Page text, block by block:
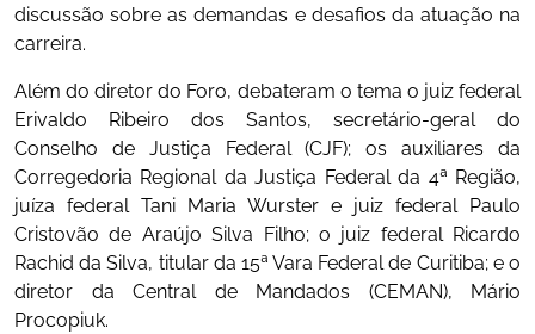
discussão sobre as demandas e desafios da atuação na
carreira.
Além do diretor do Foro, debateram o tema o juiz federal
Erivaldo Ribeiro dos Santos, secretário-geral do
Conselho de Justiça Federal (CJF); os auxiliares da
Corregedoria Regional da Justiça Federal da 4ª Região,
juíza federal Tani Maria Wurster e juiz federal Paulo
Cristovão de Araújo Silva Filho; o juiz federal Ricardo
Rachid da Silva, titular da 15ª Vara Federal de Curitiba; e o
diretor da Central de Mandados (CEMAN), Mário
Procopiuk.